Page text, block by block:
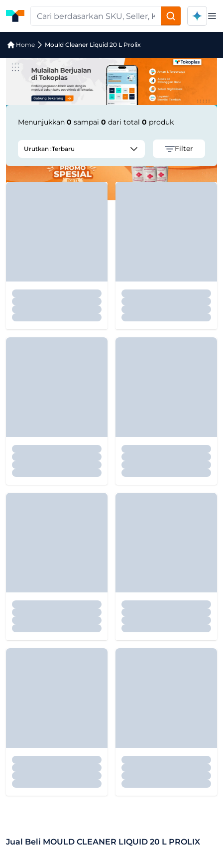
Home Mould Cleaner Liquid 20 L Prolix
Jual Mould Cleaner Liquid 20 L
Menunjukkan 0 sampai 0 dari total 0 produk
Urutkan :Terbaru Filter
Jual Beli MOULD CLEANER LIQUID 20 L PROLIX